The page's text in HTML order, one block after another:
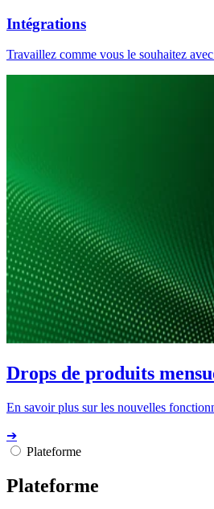
Intégrations
Travaillez comme vous le souhaitez
Drops de produits
En savoir plus sur les nouvelles
➔
Plateforme
Plateforme